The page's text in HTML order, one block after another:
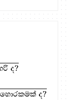
ද?
හොරකමක් ද?